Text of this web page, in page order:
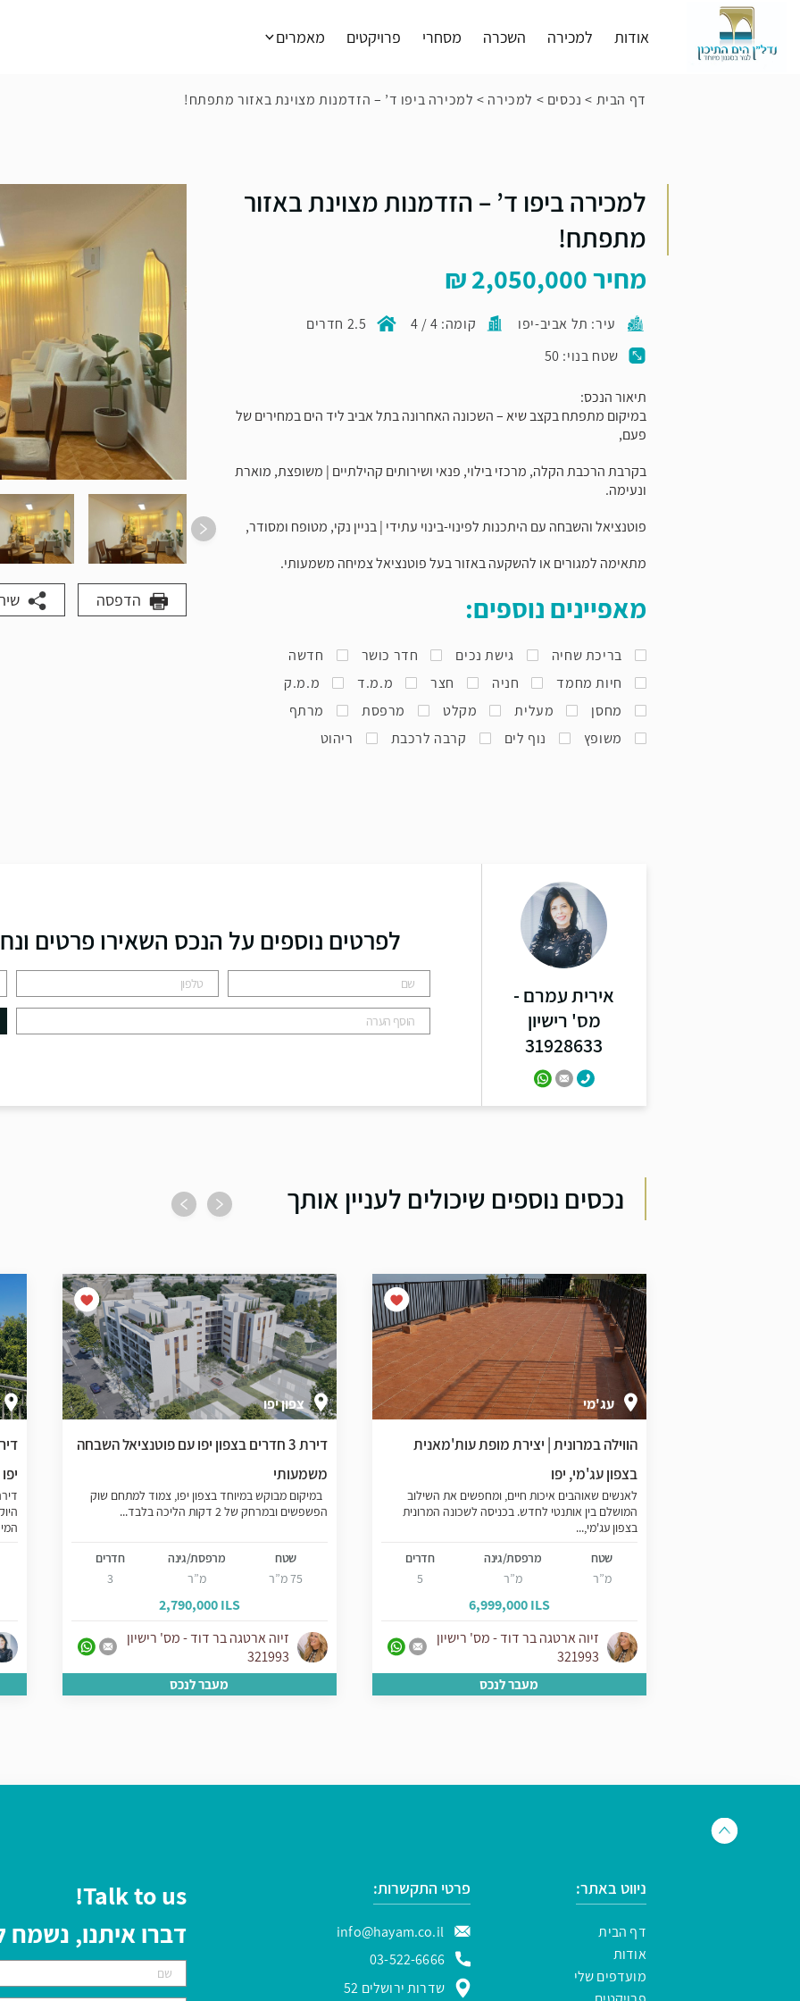
אודות למכירה השכרה מסחרי פרויקטים מאמרים
דף הבית > נכסים > למכירה > למכירה ביפו ד’ – הזדמנות מצוינת באזור מתפתח!
למכירה ביפו ד’ – הזדמנות מצוינת באזור
מתפתח!
מחיר2,050,000
עיר: תל אביב-יפו קומה: 4 / 4
2.5 חדרים
שטח בנוי: 50
תיאור הנכס:
במיקום מתפתח בקצב שיא – השכונה האחרונה בתל אביב ליד הים במחירים של
פעם,
בקרבת הרכבת הקלה, מרכזי בילוי, פנאי ושירותים קהילתיים | משופצת, מוארת
ונעימה.
פוטנציאל והשבחה עם היתכנות לפינוי-בינוי עתידי | בניין נקי, מטופח ומסודר,
מתאימה למגורים או להשקעה באזור בעל פוטנציאל צמיחה משמעותי.
מאפיינים נוספים:
בריכת שחיה גישת נכים חדר כושר
חדשה
חיות מחמד
חניה חצר מ.מ.ד
מ.מ.ק
מחסן
מעלית מקלט מרפסת
מרתף
משופץ
נוף לים קרבה לרכבת ריהוט
הדפסה
אירית עמרם -
מס' רישיון
31928633
לפרטים נוספים על הנכס השאירו פרטים
נכסים נוספים שיכולים לעניין אותך
עג'מי
הווילה במרונית | יצירת מופת עות'מאנית
בצפון עג'מי, יפו
לאנשים שאוהבים איכות חיים, ומחפשים את השילוב
המושלם בין אותנטי לחדש. בכניסה לשכונה המרונית
בצפון עג'מי,...
שטח
מ”ר
מרפסת/גינה
מ”ר
חדרים
5
6,999,000 ILS
זיוה ארטגה בר דוד - מס' רישיון
321993
מעבר לנכס
צפון יפו
דירת 3 חדרים בצפון יפו עם פוטנציאל השבחה
משמעותי
במיקום מבוקש במיוחד בצפון יפו, צמוד למתחם שוק
הפשפשים ובמרחק של 2 דקות הליכה בלבד...
שטח
75 מ”ר
מרפסת/גינה
מ”ר
חדרים
3
2,790,000 ILS
זיוה ארטגה בר דוד - מס' רישיון
321993
מעבר לנכס
יפו
ניווט באתר:
דף הבית
אודות
מועדפים שלי
פרטי התקשרות:
info@hayam.co.il
03-522-6666
שדרות ירושלים 52
Talk to us!
דברו איתנו,